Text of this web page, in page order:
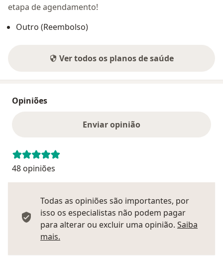
etapa de agendamento!
Outro (Reembolso)
Ver todos os planos de saúde
Opiniões
Enviar opinião
48 opiniões
Todas as opiniões são importantes, por
isso os especialistas não podem pagar
para alterar ou excluir uma opinião. Saiba
mais.